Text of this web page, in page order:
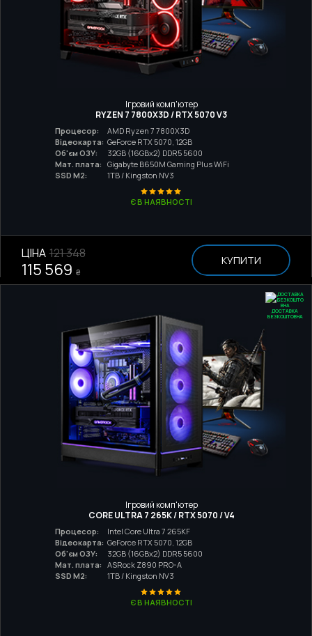
Ігровий комп'ютер
RYZEN 7 7800X3D / RTX 5070 V3
Процесор:
AMD Ryzen 7 7800X3D
Відеокарта: GeForce RTX 5070, 12GB
Об'єм ОЗУ:
32GB (16GBx2) DDR5 5600
Мат. плата:
Gigabyte B650M Gaming Plus WiFi
SSD M2:
1TB / Kingston NV3
Є В НАЯВНОСТІ
ЦІНА 121 348
115 569 ₴
КУПИТИ
ДОСТАВКА
БЕЗКОШТОВНА
Ігровий комп'ютер
CORE ULTRA 7 265K / RTX 5070 / V4
Процесор:
Intel Core Ultra 7 265KF
Відеокарта: GeForce RTX 5070, 12GB
Об'єм ОЗУ:
32GB (16GBx2) DDR5 5600
Мат. плата:
ASRock Z890 PRO-A
SSD M2:
1TB / Kingston NV3
Є В НАЯВНОСТІ